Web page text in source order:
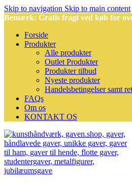
Skip to navigation Skip to main content
Bemærk: Gratis fragt ved køb for
Forside
Produkter
Alle produkter
Outlet Produkter
Produkter tilbud
Nyeste produkter
Handelsbetingelser samt
FAQs
Om os
KONTAKT OS